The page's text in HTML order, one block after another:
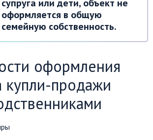
супруга или дети, объект не
оформляется в общую
семейную собственность.
оформления
купли-продажи